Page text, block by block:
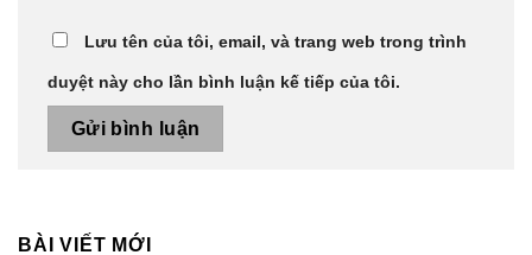
Lưu tên của tôi, email, và trang web trong trình
duyệt này cho lần bình luận kế tiếp của tôi.
BÀI VIẾT MỚI